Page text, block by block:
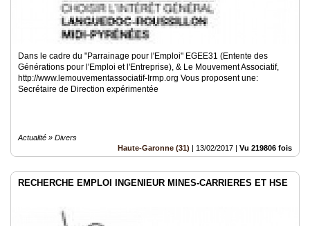
Dans le cadre du "Parrainage pour l'Emploi" EGEE31 (Entente des
Générations pour l'Emploi et l'Entreprise), & Le Mouvement Associatif,
http://www.lemouvementassociatif-Irmp.org Vous proposent une:
Secrétaire de Direction expérimentée
Actualité » Divers
Haute-Garonne (31) | 13/02/2017 | Vu 219806 fois
RECHERCHE EMPLOI INGENIEUR MINES-CARRIERES ET HSE